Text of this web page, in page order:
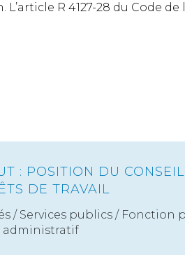
R 4127-28 du Code de
: POSITION DU CONSEIL
DE TRAVAIL
/ Services publics / Fonction
administratif